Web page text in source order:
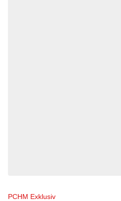
PCHM Exklusiv